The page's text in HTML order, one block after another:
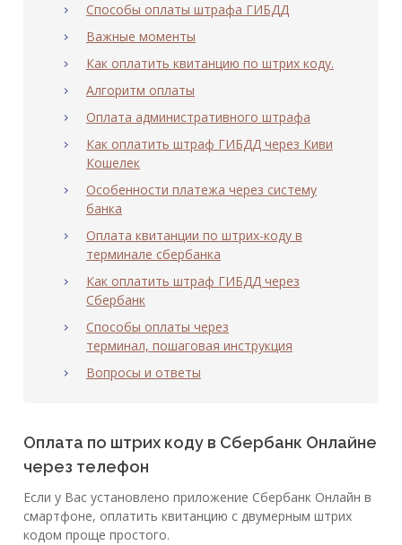
Способы оплаты штрафа ГИБДД
Важные моменты
Как оплатить квитанцию по штрих коду.
Алгоритм оплаты
Оплата административного штрафа
Как оплатить штраф ГИБДД через Киви
Кошелек
Особенности платежа через систему
банка
Оплата квитанции по штрих-коду в
терминале сбербанка
Как оплатить штраф ГИБДД через
Сбербанк
Способы оплаты через
терминал, пошаговая инструкция
Вопросы и ответы
Оплата по штрих коду в Сбербанк Онлайне
через телефон
Если у Вас установлено приложение Сбербанк Онлайн в
смартфоне, оплатить квитанцию с двумерным штрих
кодом проще простого.